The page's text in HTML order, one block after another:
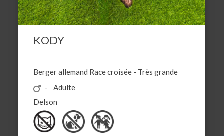
KODY
Berger allemand Race croisée - Très grande
Adulte
Delson